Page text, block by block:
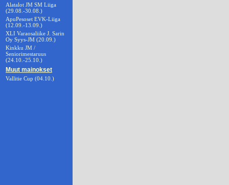
Alatalot JM SM Liiga
(29.08.-30.08.)
ApuPesoset EVK-Liiga
(12.09.-13.09.)
XLI Varaosaliike J. Sarin
Oy Syys-JM (20.09.)
Kinkku JM /
Seniorimestaruus
(24.10.-25.10.)
Muut mainokset
Vallitie Cup (04.10.)